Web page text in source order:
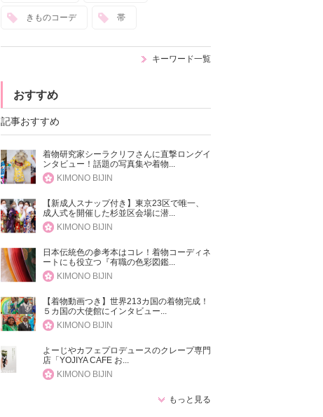
きものコーデ 帯
キーワード一覧
おすすめ
記事おすすめ
着物研究家シーラクリフさんに直撃ロングイ
ンタビュー！話題の写真集や着物...
KIMONO BIJIN
【新成人スナップ付き】東京23区で唯一、
成人式を開催した杉並区会場に潜...
KIMONO BIJIN
日本伝統色の参考本はコレ！着物コーディネ
ートにも役立つ『有職の色彩図鑑...
KIMONO BIJIN
【着物動画つき】世界213カ国の着物完成！
５カ国の大使館にインタビュー...
KIMONO BIJIN
よーじやカフェプロデュースのクレープ専門
店「YOJIYA CAFE お...
KIMONO BIJIN
もっと見る